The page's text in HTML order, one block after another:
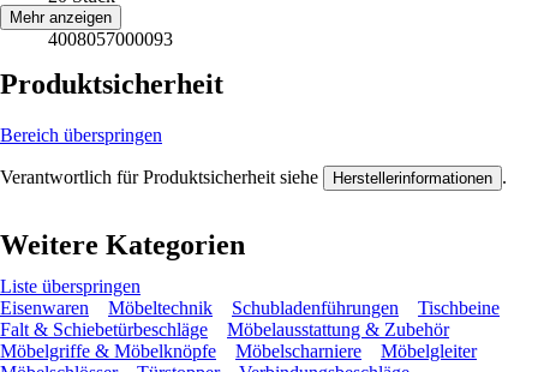
EAN
4008057000093
Mehr anzeigen
Produktsicherheit
Bereich überspringen
Verantwortlich für Produktsicherheit siehe Herstellerinformationen .
Weitere Kategorien
Liste überspringen
Eisenwaren
Möbeltechnik Schubladenführungen
Tischbeine
Falt & Schiebetürbeschläge
Möbelausstattung & Zubehör
Möbelgriffe & Möbelknöpfe
Möbelscharniere
Möbelgleiter